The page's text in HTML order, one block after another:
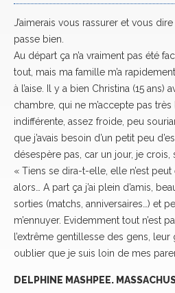
J’aimerais vous rassurer et vous
passe bien.
Au départ ça n’a vraiment pas été
tout, mais ma famille m’a
à l’aise. Il y a bien Christina (15 ans)
chambre, qui ne m’accepte pas
indifférente, assez froide, peu
que j’avais besoin d’un petit peu
désespère pas, car un jour, je
« Tiens se dira-t-elle, elle n’est
alors… A part ça j’ai plein d’amis,
sorties (matchs, anniversaires…) et
m’ennuyer. Evidemment tout n’est
l’extrême gentillesse des gens, leur
oublier que je suis loin de mes
DELPHINE MASHPEE.